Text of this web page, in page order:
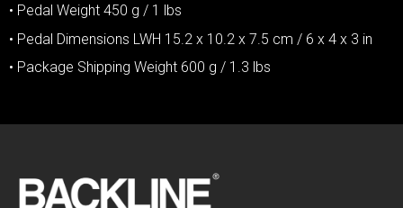
• Pedal Weight 450 g / 1 lbs
• Pedal Dimensions LWH 15.2 x 10.2 x 7.5 cm / 6 x 4 x 3 in
• Package Shipping Weight 600 g / 1.3 lbs